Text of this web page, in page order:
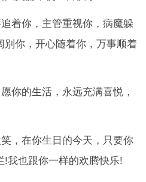
着你，主管重视你，病魔躲
别你，开心随着你，万事顺着
你的生活，永远充满喜悦，
，在你生日的今天，只要你
!我也跟你一样的欢腾快乐!